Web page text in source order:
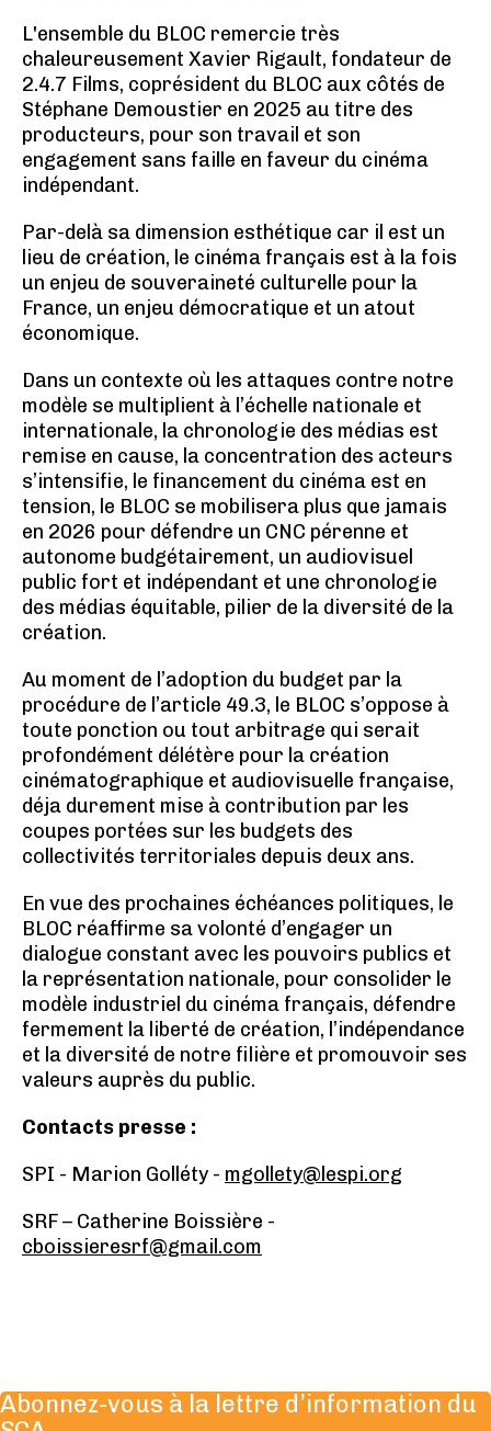
L'ensemble du BLOC remercie très
chaleureusement Xavier Rigault, fondateur de
2.4.7 Films, coprésident du BLOC aux côtés de
Stéphane Demoustier en 2025 au titre des
producteurs, pour son travail et son
engagement sans faille en faveur du cinéma
indépendant.
Par-delà sa dimension esthétique car il est un
lieu de création, le cinéma français est à la fois
un enjeu de souveraineté culturelle pour la
France, un enjeu démocratique et un atout
économique.
Dans un contexte où les attaques contre notre
modèle se multiplient à l’échelle nationale et
internationale, la chronologie des médias est
remise en cause, la concentration des acteurs
s’intensifie, le financement du cinéma est en
tension, le BLOC se mobilisera plus que jamais
en 2026 pour défendre un CNC pérenne et
autonome budgétairement, un audiovisuel
public fort et indépendant et une chronologie
des médias équitable, pilier de la diversité de la
création.
Au moment de l’adoption du budget par la
procédure de l’article 49.3, le BLOC s’oppose à
toute ponction ou tout arbitrage qui serait
profondément délétère pour la création
cinématographique et audiovisuelle française,
déja durement mise à contribution par les
coupes portées sur les budgets des
collectivités territoriales depuis deux ans.
En vue des prochaines échéances politiques, le
BLOC réaffirme sa volonté d’engager un
dialogue constant avec les pouvoirs publics et
la représentation nationale, pour consolider le
modèle industriel du cinéma français, défendre
fermement la liberté de création, l’indépendance
et la diversité de notre filière et promouvoir ses
valeurs auprès du public.
Contacts presse :
SPI - Marion Golléty - mgollety@lespi.org
SRF – Catherine Boissière -
cboissieresrf@gmail.com
Abonnez-vous à la lettre d’information du